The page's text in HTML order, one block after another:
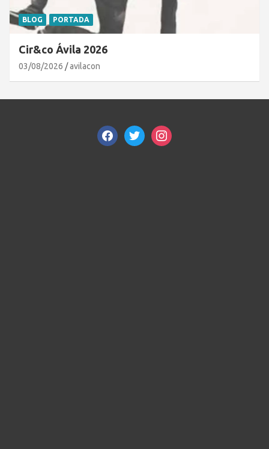
BLOG PORTADA
Cir&co Ávila 2026
03/08/2026 avilacon
facebooktwitterinstagram